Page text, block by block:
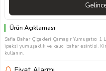
Ürün Açıklaması
Safia Bahar Çiçekleri Çamaşır Yumuşatıcı
ipeksi yumuşaklık ve kalıcı bahar esintisi.
kullanın.